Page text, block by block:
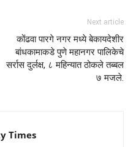
Next article
कोंढवा पारगे नगर मध्ये बेकायदेशीर
बांधकामाकडे पुणे महानगर पालिकेचे
सर्रास दुर्लक्ष, ८ महिन्यात ठोकले तब्बल
७ मजले.
Times